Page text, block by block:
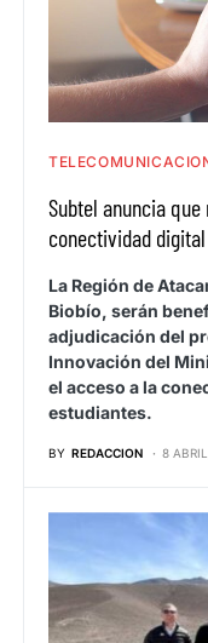
Subtel anuncia
conectividad digital
La Región de
Biobío, serán
adjudicación del
Innovación del
el acceso a la
estudiantes.
BY REDACCION 8